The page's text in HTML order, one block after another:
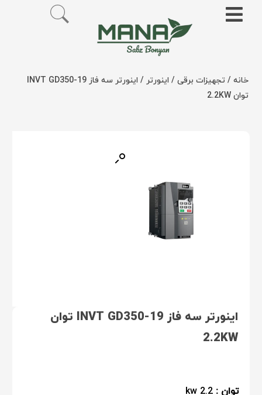
خانه / تجهیزات برقی / اینورتر
/ اینورتر سه فاز INVT GD350-19
توان 2.2KW
اینورتر سه فاز INVT GD350-19 توان
2.2KW
توان :